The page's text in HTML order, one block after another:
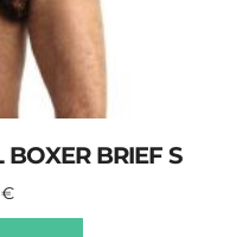
BRIEF S
€